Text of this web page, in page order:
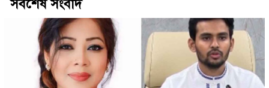
সর্বশেষ সংবাদ